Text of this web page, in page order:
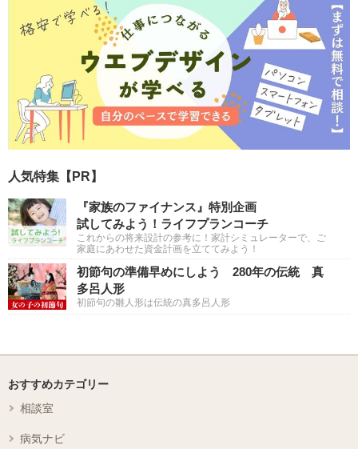
人気特集【PR】
『家族のファイナンス』特別企画
試してみよう！ライフプランコーチ
これからの将来設計の参考に！家計シミュレーターで、ご
家庭にあわせた資金計画を立ててみよう！
初節句の準備早めにしよう 280年の伝統 真
多呂人形
初節句の雛人形は伝統の真多呂人形
おすすめカテゴリー
相談室
病気ナビ